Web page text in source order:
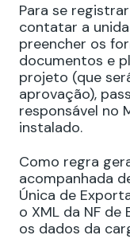
Para se
contatar a
preencher os
documentos e
projeto (que
aprovação),
responsável no
instalado.
Como regra
acompanhada
Única de
o XML da NF
os dados da